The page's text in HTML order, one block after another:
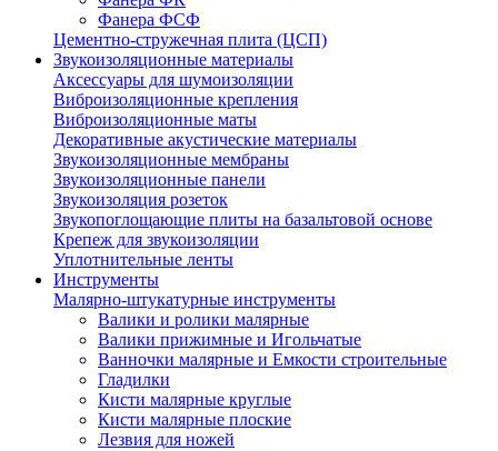
Фанера ФСФ
Цементно-стружечная плита (ЦСП)
Звукоизоляционные материалы
Аксессуары для шумоизоляции
Виброизоляционные крепления
Виброизоляционные маты
Декоративные акустические материалы
Звукоизоляционные мембраны
Звукоизоляционные панели
Звукоизоляция розеток
Звукопоглощающие плиты на базальтовой основе
Крепеж для звукоизоляции
Уплотнительные ленты
Инструменты
Малярно-штукатурные инструменты
Валики и ролики малярные
Валики прижимные и Игольчатые
Ванночки малярные и Емкости строительные
Гладилки
Кисти малярные круглые
Кисти малярные плоские
Лезвия для ножей